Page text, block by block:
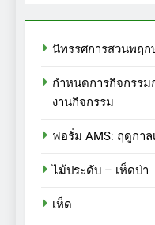
นิทรรศการสวนพฤก
กำหนดการกิจกรรม
งานกิจกรรม
ฟอรั่ม AMS: ฤดูกา
ไม้ประดับ – เห็ดป่า
เห็ด